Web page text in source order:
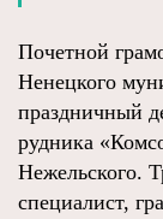
Почетной
Ненецкого
праздничный
рудника
Нежельского.
специалист,